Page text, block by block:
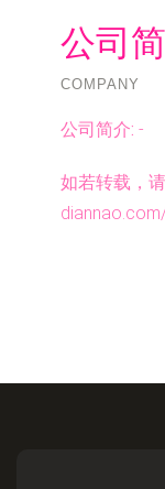
公司
COMPANY
公司简介: -
如若转载，